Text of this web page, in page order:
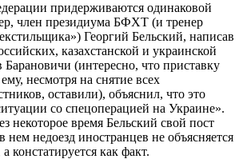
придерживаются одинаковой
член президиума БФХТ (и тренер
Георгий Бельский, написав
казахстанской и украинской
(интересно, что приставку
несмотря на снятие всех
оставили), объяснил, что это
со спецоперацией на Украине».
некоторое время Бельский свой пост
нем недоезд иностранцев не объясняется
констатируется как факт.